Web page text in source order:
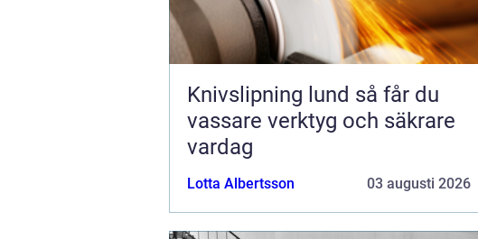
Knivslipning lund så får du
vassare verktyg och säkrare
vardag
Lotta Albertsson 03 augusti 2026